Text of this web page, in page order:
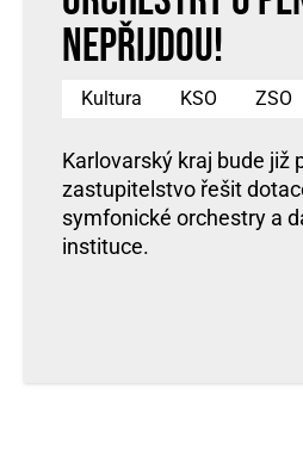
nepřijdou!
Kultura KSO ZSO
Karlovarský kraj bude již
zastupitelstvo řešit
symfonické orchestry a
instituce.